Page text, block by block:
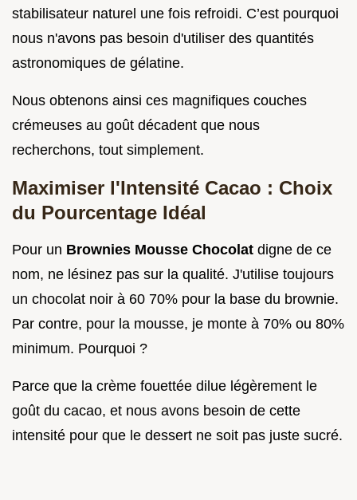
stabilisateur naturel une fois refroidi. C’est pourquoi
nous n'avons pas besoin d'utiliser des quantités
astronomiques de gélatine.
Nous obtenons ainsi ces magnifiques couches
crémeuses au goût décadent que nous
recherchons, tout simplement.
Maximiser l'Intensité Cacao : Choix
du Pourcentage Idéal
Pour un Brownies Mousse Chocolat digne de ce
nom, ne lésinez pas sur la qualité. J'utilise toujours
un chocolat noir à 60 70% pour la base du brownie.
Par contre, pour la mousse, je monte à 70% ou 80%
minimum. Pourquoi ?
Parce que la crème fouettée dilue légèrement le
goût du cacao, et nous avons besoin de cette
intensité pour que le dessert ne soit pas juste sucré.